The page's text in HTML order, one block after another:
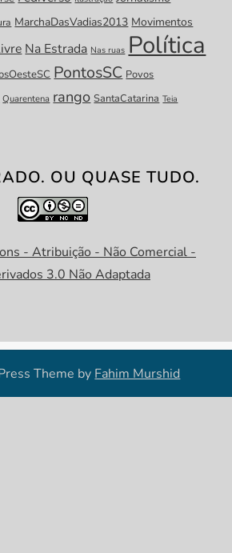
MarchaDasVadias2013 Movimentos
Na Estrada Nas ruas Política
PontosSC Povos
Quarentena rango SantaCatarina Teia
OU QUASE TUDO.
- Atribuição - Não Comercial -
3.0 Não Adaptada
Theme by Fahim Murshid